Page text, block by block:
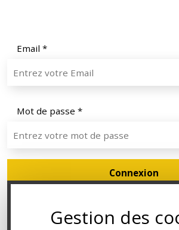
Email *
Mot de passe *
Gestion des